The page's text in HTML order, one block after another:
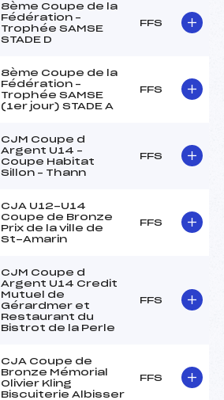
8ème Coupe de la
Fédération –
Trophée SAMSE
STADE D
FFS
8ème Coupe de la
Fédération –
Trophée SAMSE
(1er jour) STADE A
FFS
CJM Coupe d
Argent U14 –
Coupe Habitat
Sillon – Thann
FFS
CJA U12-U14
Coupe de Bronze
Prix de la ville de
St-Amarin
FFS
CJM Coupe d
Argent U14 Credit
Mutuel de
Gérardmer et
Restaurant du
Bistrot de la Perle
FFS
CJA Coupe de
Bronze Mémorial
Olivier Kling
Biscuiterie Albisser
FFS